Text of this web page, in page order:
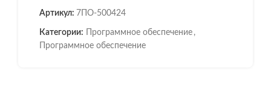
Артикул: 7ПО-500424
Категории: Программное обеспечение ,
Программное обеспечение